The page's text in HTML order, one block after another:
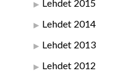
Lehdet 2015
Lehdet 2014
Lehdet 2013
Lehdet 2012